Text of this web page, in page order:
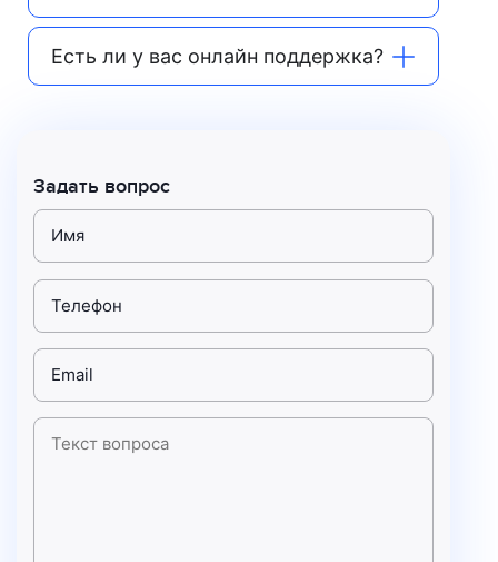
Есть ли у вас онлайн поддержка?
Задать вопрос